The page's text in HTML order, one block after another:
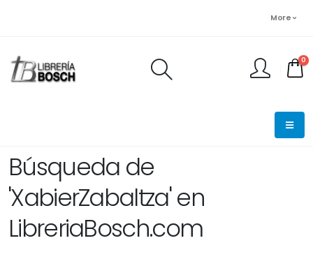
More
0
Búsqueda de
'XabierZabaltza' en
LibreriaBosch.com